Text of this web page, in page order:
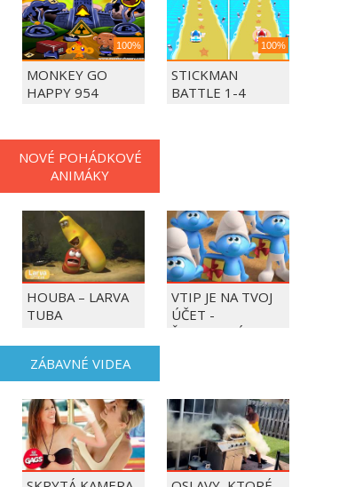
100%
MONKEY GO
HAPPY 954
100%
STICKMAN
BATTLE 1-4
NOVÉ POHÁDKOVÉ
ANIMÁKY
HOUBA – LARVA
TUBA
VTIP JE NA TVOJ
ÚČET -
ŠMOULOVÉ
ZÁBAVNÉ VIDEA